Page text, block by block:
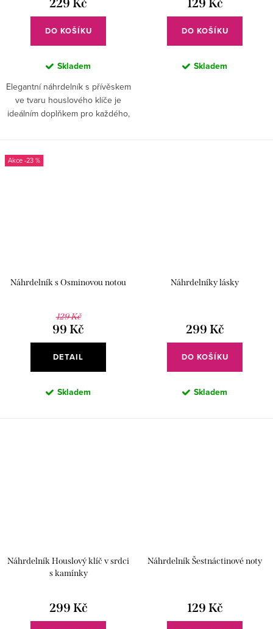
229 Kč
DO KOŠÍKU
Skladem
Elegantní náhrdelník s přívěskem
ve tvaru houslového klíče je
ideálním doplňkem pro každého,
129 Kč
DO KOŠÍKU
Skladem
-23 %
Náhrdelník s Osminovou notou
129 Kč
99 Kč
DETAIL
Skladem
Náhrdelníky lásky
299 Kč
DO KOŠÍKU
Skladem
Náhrdelník Houslový klíč v srdci
s kamínky
299 Kč
Náhrdelník Šestnáctinové noty
129 Kč